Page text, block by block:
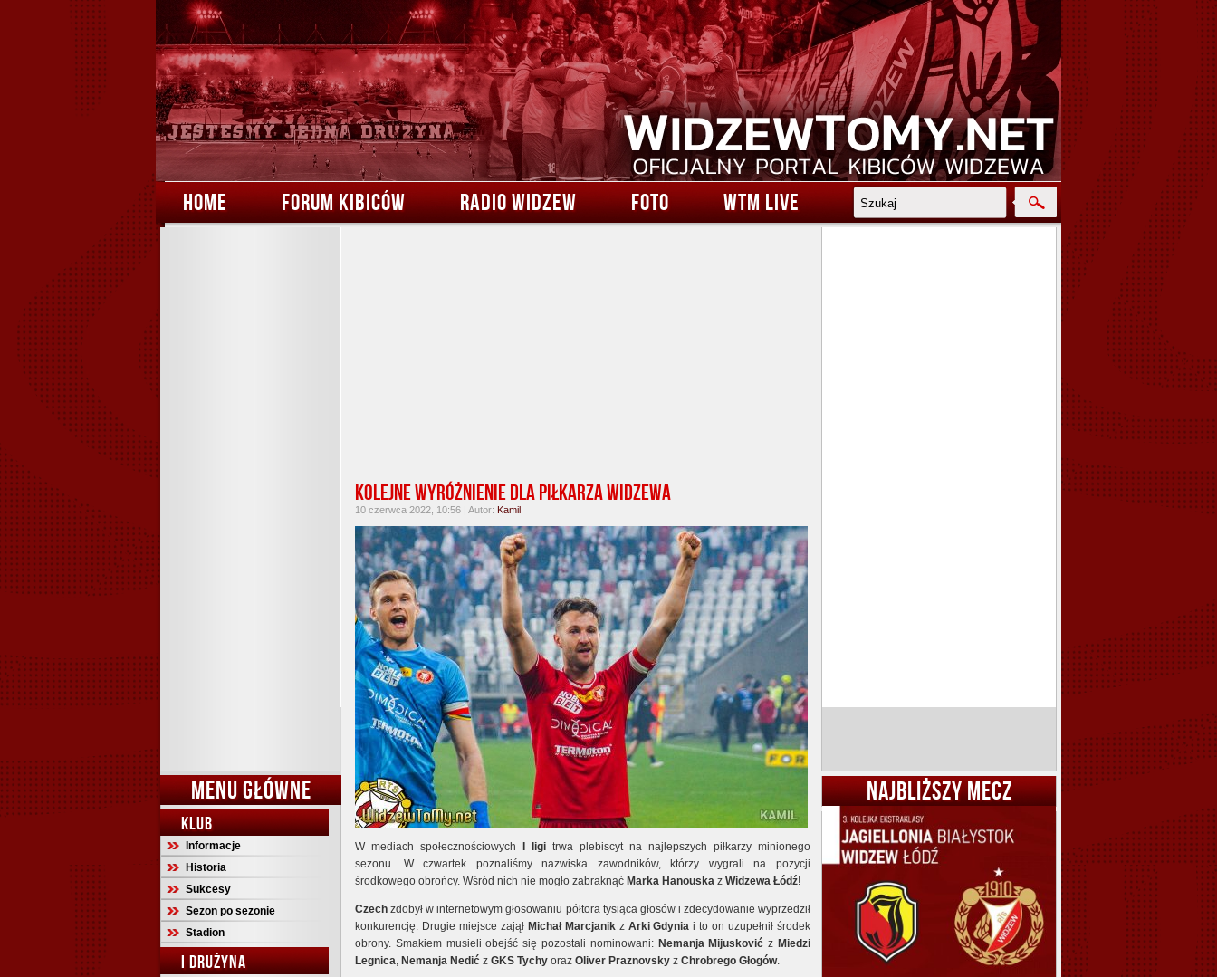
HOME FORUM KIBICÓW RADIO WIDZEW FOTO WTM LIVE
MENU GŁÓWNE
KLUB
Informacje
Historia
Sukcesy
Sezon po sezonie
Stadion
I DRUŻYNA
Kolejne wyróżnienie dla piłkarza Widzewa
10 czerwca 2022, 10:56 | Autor: Kamil
W mediach społecznościowych I ligi trwa plebiscyt na najlepszych piłkarzy minionego
sezonu. W czwartek poznaliśmy nazwiska zawodników, którzy wygrali na pozycji
środkowego obrońcy. Wśród nich nie mogło zabraknąć Marka Hanouska z Widzewa Łódź!
Czech zdobył w internetowym głosowaniu półtora tysiąca głosów i zdecydowanie wyprzedził
konkurencję. Drugie miejsce zajął Michał Marcjanikz Arki Gdynia i to on uzupełnił środek
obrony. Smakiem musieli obejść się pozostali nominowani: Nemanja Mijusković z Miedzi
Legnica, Nemanja Nedić z GKS Tychy oraz Oliver Praznovsky z Chrobrego Głogów.
NAJBLIŻSZY MECZ